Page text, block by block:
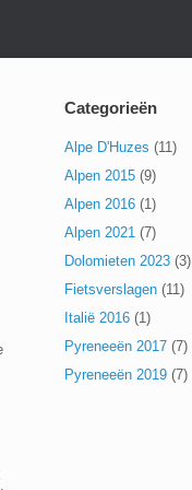
Categorieën
Alpe D'Huzes (11)
Alpen 2015 (9)
Alpen 2016 (1)
Alpen 2021 (7)
Dolomieten 2023 (3)
Fietsverslagen (11)
Italië 2016 (1)
Pyreneeën 2017 (7)
Pyreneeën 2019 (7)